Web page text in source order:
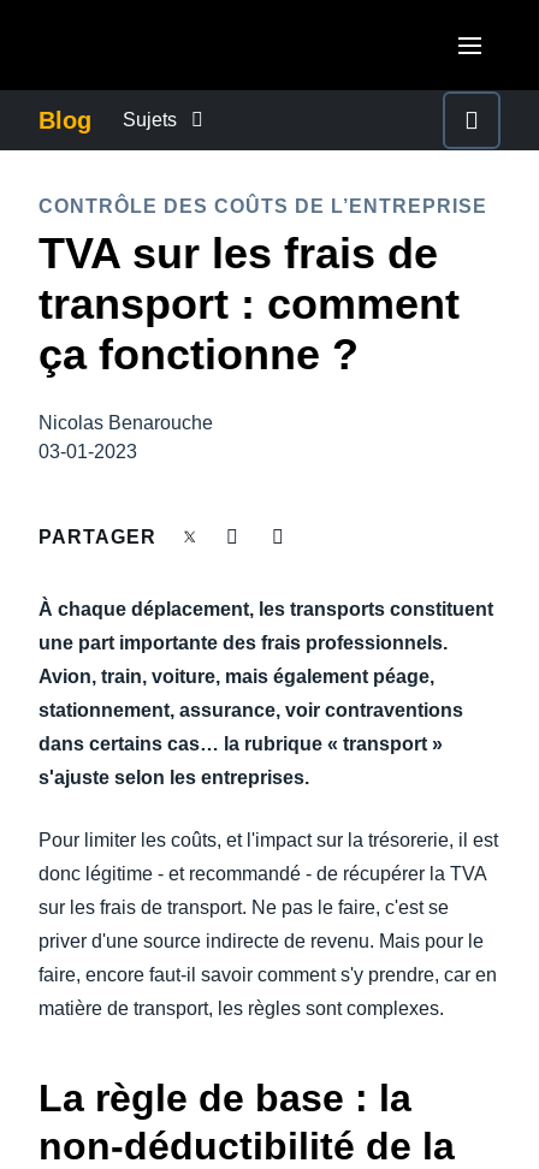
Canada (Français)
México (Español)
Brasil (Português)
EUROPE
United Kingdom (English)
Deutschland (Deutsch)
Belgium (English)
España (Español)
Norway (English)
ASIA PACIFIC
Australia (English)
India (English)
Blog Sujets
CONTINUITÉ DES AFFAIRES
CONTRÔLE DES COÛTS DE L’ENTREPRISE
DEVOIR DE PROTECTION
FRAIS DE DÉPLACEMENT
L’EXPÉRIENCE EMPLOYÉ
CONTRÔLE DES COÛTS DE L’ENTREPRISE
TVA sur les frais de
transport : comment
ça fonctionne ?
Nicolas Benarouche
03-01-2023
PARTAGER
À chaque déplacement, les transports constituent
une part importante des frais professionnels.
Avion, train, voiture, mais également péage,
stationnement, assurance, voir contraventions
dans certains cas… la rubrique « transport »
s'ajuste selon les entreprises.
Pour limiter les coûts, et l'impact sur la trésorerie, il est
donc légitime - et recommandé - de récupérer la TVA
sur les frais de transport. Ne pas le faire, c'est se
priver d'une source indirecte de revenu. Mais pour le
faire, encore faut-il savoir comment s'y prendre, car en
matière de transport, les règles sont complexes.
La règle de base : la
non-déductibilité de la